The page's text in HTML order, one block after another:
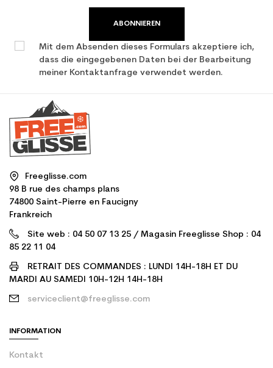
ABONNIEREN
Mit dem Absenden dieses Formulars akzeptiere ich,
dass die eingegebenen Daten bei der Bearbeitung
meiner Kontaktanfrage verwendet werden.
Freeglisse.com
98 B rue des champs plans
74800 Saint-Pierre en Faucigny
Frankreich
Site web : 04 50 07 13 25 / Magasin Freeglisse Shop : 04
85 22 11 04
RETRAIT DES COMMANDES : LUNDI 14H-18H ET DU
MARDI AU SAMEDI 10H-12H 14H-18H
serviceclient@freeglisse.com
INFORMATION
Kontakt